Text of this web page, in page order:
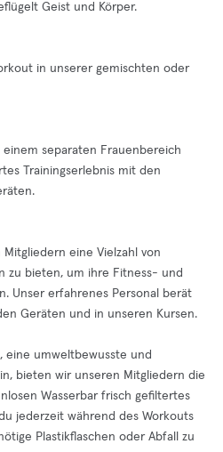
Geist und Körper.
in unserer gemischten oder
separaten Frauenbereich
Trainingserlebnis mit den
eine Vielzahl von
zu bieten, um ihre Fitness- und
Unser erfahrenes Personal berät
Geräten und in unseren Kursen.
eine umweltbewusste und
bieten wir unseren Mitgliedern die
Wasserbar frisch gefiltertes
jederzeit während des Workouts
Plastikflaschen oder Abfall zu